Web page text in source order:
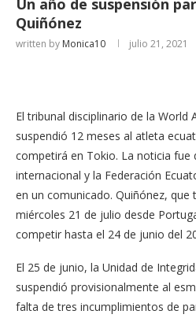
Un año de suspensión
Quiñónez
written by Monica10 julio 21, 2021
El tribunal disciplinario de la World
suspendió 12 meses al atleta
competirá en Tokio. La noticia fue
internacional y la Federación
en un comunicado. Quiñónez, que
miércoles 21 de julio desde
competir hasta el 24 de junio del
El 25 de junio, la Unidad de
suspendió provisionalmente al
falta de tres incumplimientos de